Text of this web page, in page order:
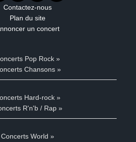
Contactez-nous
Plan du site
un concert
Pop Rock »
Chansons »
Hard-rock »
R'n'b / Rap »
Concerts World »